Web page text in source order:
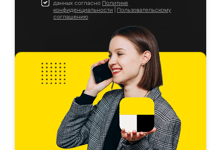
данных согласно Политике
конфиденциальности
Пользовательскому
соглашению